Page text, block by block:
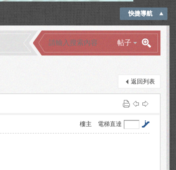
快捷導航
帖子
返回列表
電梯直達
樓主